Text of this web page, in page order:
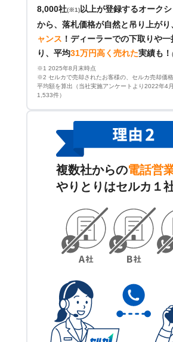
8,000社(※1) 以上が登録するオーク
から、落札価格が自然と吊り上がり
ャンス ！ ディーラーでの下取りや一
り、平均31万円高く売れた実績も！
※1 2025年8月末時点
※2 セルカで売却されたお客様の、セルカ売却価
平均額を算出（当社実施アンケートより2022年4
1,533件）
複数社からの電話営
やりとりはセルカ１